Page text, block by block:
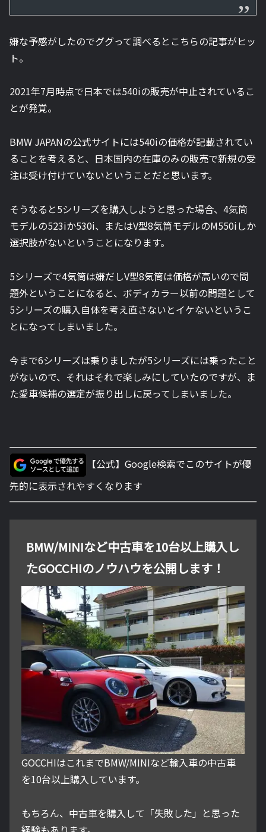
嫌な予感がしたのでググって調べるとこちらの記事がヒッ
ト。
2021年7月時点で日本では540iの販売が中止されているこ
とが発覚。
BMW JAPANの公式サイトには540iの価格が記載されてい
ることを考えると、日本国内の在庫のみの販売で新規の受
注は受け付けていないということだと思います。
そうなると5シリーズを購入しようと思った場合、4気筒
モデルの523iか530i、またはV型8気筒モデルのM550iしか
選択肢がないということになります。
5シリーズで4気筒は嫌だしV型8気筒は価格が高いので問
題外ということになると、ボディカラー以前の問題として
5シリーズの購入自体を考え直さないとイケないというこ
とになってしまいました。
今まで6シリーズは乗りましたが5シリーズには乗ったこと
がないので、それはそれで楽しみにしていたのですが、ま
た愛車候補の選定が振り出しに戻ってしまいました。
【公式】Google検索でこのサイトが優
先的に表示されやすくなります
BMW/MINIなど中古車を10台以上購入し
たGOCCHIのノウハウを公開します！
GOCCHIはこれまでBMW/MINIなど輸入車の中古車
を10台以上購入しています。
もちろん、中古車を購入して「失敗した」と思った